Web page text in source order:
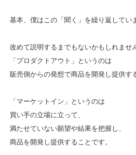
基本、僕はこの「聞く」を繰り返してい
改めて説明するまでもないかもしれませ
「プロダクトアウト」というのは
販売側からの発想で商品を開発し提供す
「マーケットイン」というのは
買い手の立場に立って、
満たせていない願望や結果を把握し、
商品を開発し提供することです。